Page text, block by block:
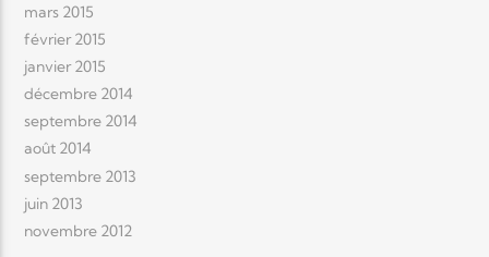
mars 2015
février 2015
janvier 2015
décembre 2014
septembre 2014
août 2014
septembre 2013
juin 2013
novembre 2012